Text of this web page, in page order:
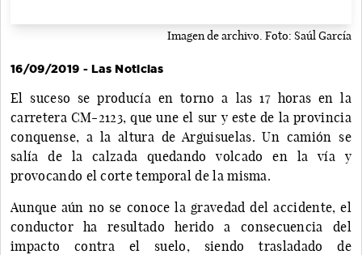
Imagen de archivo. Foto: Saúl García
16/09/2019 - Las Noticias
El suceso se producía en torno a las 17 horas en la
carretera CM-2123, que une el sur y este de la provincia
conquense, a la altura de Arguisuelas. Un camión se
salía de la calzada quedando volcado en la vía y
provocando el corte temporal de la misma.
Aunque aún no se conoce la gravedad del accidente, el
conductor ha resultado herido a consecuencia del
impacto contra el suelo, siendo trasladado de